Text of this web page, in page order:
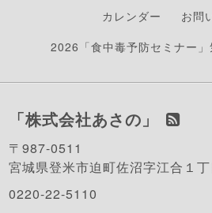
カレンダー
お問
2026「食中毒予防セミナー
「株式会社あさの」
〒987-0511
宮城県登米市迫町佐沼字江合１丁
0220-22-5110